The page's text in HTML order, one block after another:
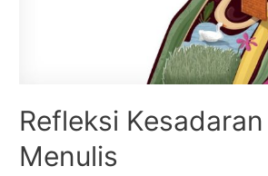
Refleksi
Menulis